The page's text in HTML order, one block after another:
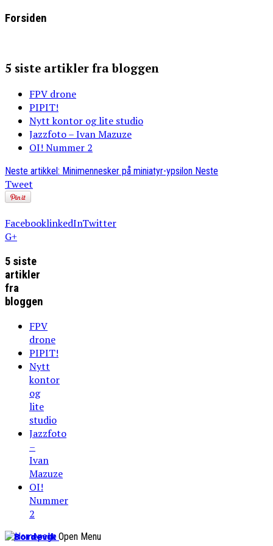
Forsiden
5 siste artikler fra bloggen
FPV drone
PIPIT!
Nytt kontor og lite studio
Jazzfoto – Ivan Mazuze
OI! Nummer 2
Neste artikkel: Minimennesker på miniatyr-ypsilon Neste
Tweet
FacebooklinkedInTwitter
G+
5 siste
artikler
fra
bloggen
FPV
drone
PIPIT!
Nytt
kontor
og
lite
studio
Jazzfoto
–
Ivan
Mazuze
OI!
Nummer
2
Bordevik Open Menu